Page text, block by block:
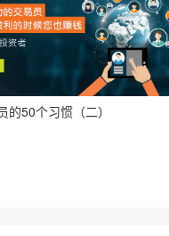
的50个习惯（二）